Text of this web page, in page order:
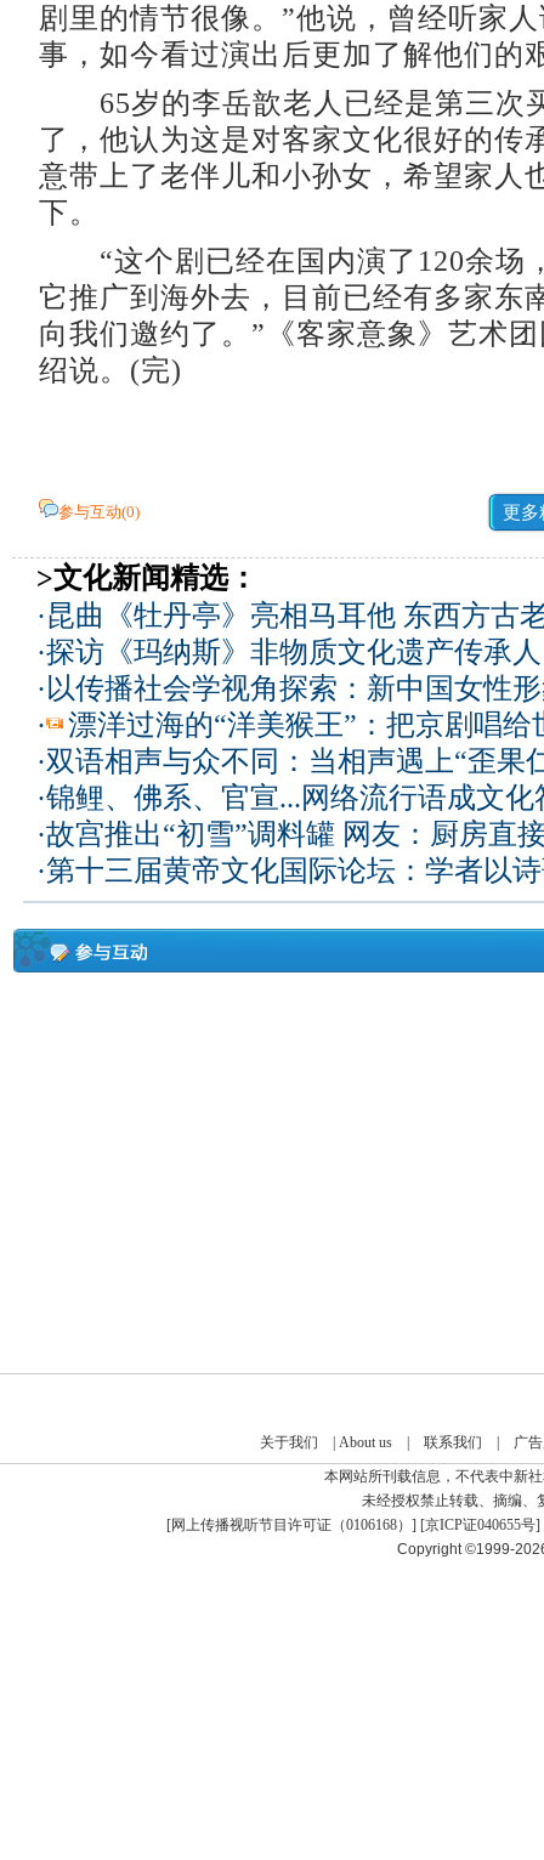
剧里的情节很像。”他说，曾经听家
事，如今看过演出后更加了解他们的
65岁的李岳歆老人已经是第三次
了，他认为这是对客家文化很好的传
意带上了老伴儿和小孙女，希望家人
下。
“这个剧已经在国内演了120余场
它推广到海外去，目前已经有多家东
向我们邀约了。”《客家意象》艺术
绍说。(完)
参与互动(0) 更多
>文化新闻精选：
·昆曲《牡丹亭》亮相马耳他 东西方古
·探访《玛纳斯》非物质文化遗产传承
·以传播社会学视角探索：新中国女性
·
漂洋过海的“洋美猴王”：把京剧唱给
·双语相声与众不同：当相声遇上“歪果
·锦鲤、佛系、官宣...网络流行语成文化
·故宫推出“初雪”调料罐 网友：厨房直
·第十三届黄帝文化国际论坛：学者以
关于我们 About us| 联系我们
广
本网站所刊载信息，不代表中新
未经授权禁止转载、摘编、
[网上传播视听节目许可证（0106168） ] [京ICP证040655号]
Copyright ©1999-